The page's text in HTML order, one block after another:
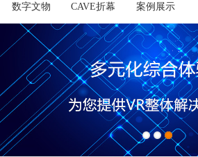
数字文物 CAVE折幕 案例展示